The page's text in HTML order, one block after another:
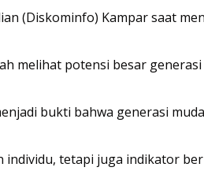
(Diskominfo) Kampar saat
melihat potensi besar
bukti bahwa generasi
tetapi juga indikator